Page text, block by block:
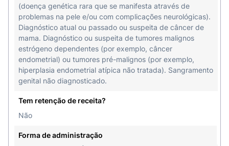
Como usar Systen Conti?
Para que o tratamento com Systen Conti seja o
mais eficaz possível, é essencial seguir
corretamente as orientações do seu médico.
Na hora de usar Systen Conti, abra o sachê
contendo o adesivo com as mãos e retire uma
das partes da película protetora pela incisão em
S. Aplique imediatamente a parte adesiva
exposta, da borda para o centro, sobre a pele
limpa, seca e saudável, livre de cremes, loções e
talcos. Faça o mesmo com a outra parte adesiva.
(doença genética rara que se manifesta através de
problemas na pele e/ou com complicações neurológicas).
Diagnóstico atual ou passado ou suspeita de câncer de
mama. Diagnóstico ou suspeita de tumores malignos
estrógeno dependentes (por exemplo, câncer
endometrial) ou tumores pré-malignos (por exemplo,
hiperplasia endometrial atípica não tratada). Sangramento
genital não diagnosticado.
Tem retenção de receita?
Não
Forma de administração